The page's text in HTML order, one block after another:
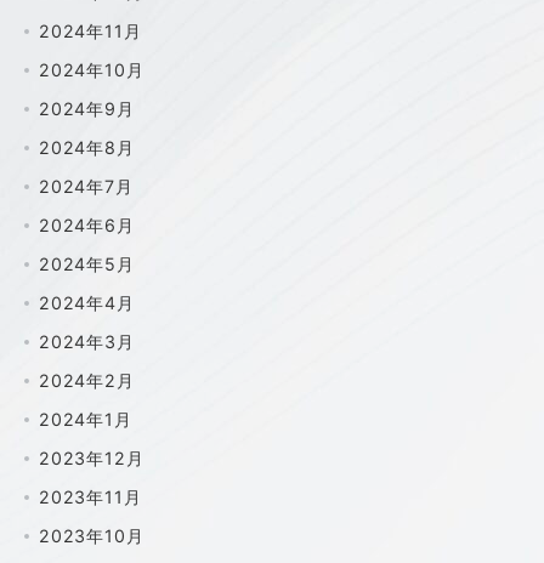
2024年11月
2024年10月
2024年9月
2024年8月
2024年7月
2024年6月
2024年5月
2024年4月
2024年3月
2024年2月
2024年1月
2023年12月
2023年11月
2023年10月